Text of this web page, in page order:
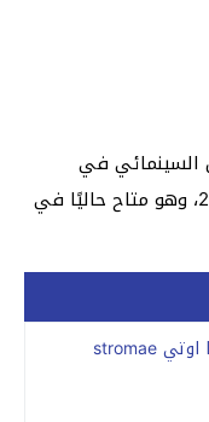
السينمائي في
الولايات المتحدة بتاريخ 19 ديسمبر 2025، وهو متاح حاليًا في
كلمات اغنية papaoutai afro soul بابا اوتي stromae